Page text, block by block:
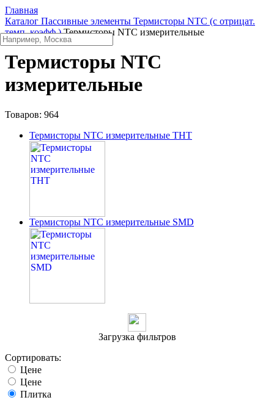
Главная
Каталог Пассивные элементы Термисторы NTC (с отрицат.
темп. коэфф.) Термисторы NTC измерительные
Термисторы NTC
измерительные
Товаров: 964
Термисторы NTC измерительные THT
Термисторы NTC измерительные SMD
Загрузка фильтров
Сортировать:
Цене
Цене
Плитка